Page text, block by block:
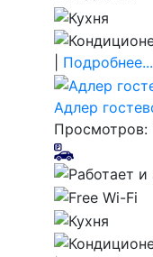
Подробнее...
Адлер
Просмотров: